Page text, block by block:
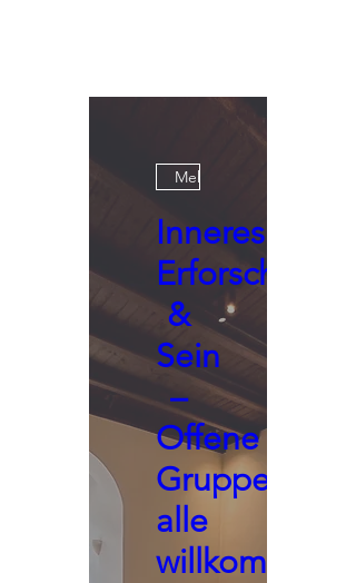
Mehrere Termine
Inneres
Erforschen
&
Sein
–
Offene
Gruppe,
alle
willkommen